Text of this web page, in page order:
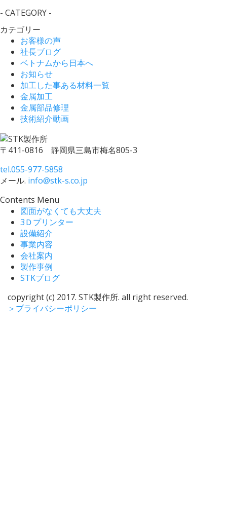
- CATEGORY -
カテゴリー
お客様の声
社長ブログ
ベトナムから日本へ
お知らせ
加工した事ある材料一覧
金属加工
金属部品修理
技術紹介動画
〒411-0816 静岡県三島市梅名805-3
tel.055-977-5858
メール. info@stk-s.co.jp
Contents Menu
図面がなくても大丈夫
3Ｄプリンター
設備紹介
事業内容
会社案内
製作事例
STKブログ
copyright (c) 2017. STK製作所. all right reserved.
＞ プライバシーポリシー